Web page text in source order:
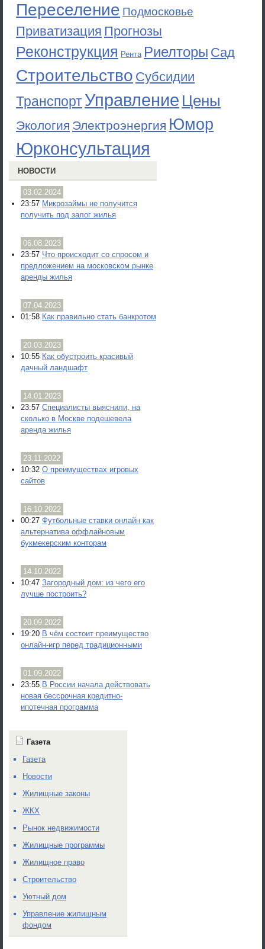
Переселение Подмосковье
Приватизация Прогнозы
Реконструкция Рента Риелторы Сад
Строительство Субсидии
ТранспортУправление Цены
Экология Электроэнергия Юмор
Юрконсультация
НОВОСТИ
03.02.2024
23:57 Микрозаймы не получится
получить под залог жилья
06.08.2023
23:57 Что происходит со спросом и
предложением на московском рынке
аренды жилья
07.04.2023
01:58 Как правильно стать банкротом
20.03.2023
10:55 Как обустроить красивый
дачный ландшафт
14.01.2023
23:57 Специалисты выяснили, на
сколько в Москве подешевела
аренда жилья
23.11.2022
10:32 О преимуществах игровых
сайтов
16.10.2022
00:27 Футбольные ставки онлайн как
альтернатива оффлайновым
букмекерским конторам
14.10.2022
10:47 Загородный дом: из чего его
лучше построить?
20.09.2022
19:20 В чём состоит преимущество
онлайн-игр перед традиционными
01.09.2022
23:55 В России начала действовать
новая бессрочная кредитно-
ипотечная программа
Газета
Газета
Новости
Жилищные законы
ЖКХ
Рынок недвижимости
Жилищные программы
Жилищное право
Строительство
Уютный дом
Управление жилищным
фондом